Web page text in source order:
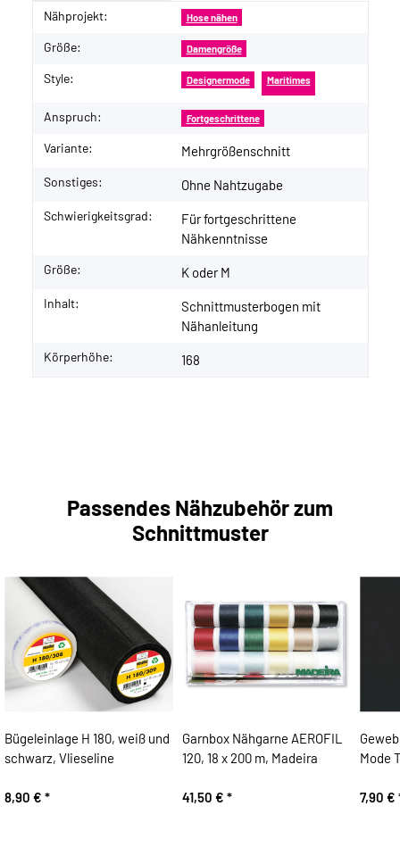
Produkteigenschaft
Wert
Nähprojekt: Hose nähen
Größe: Damengröße
Style: Designermode Maritimes
Anspruch: Fortgeschrittene
Variante: Mehrgrößenschnitt
Sonstiges: Ohne Nahtzugabe
Schwierigkeitsgrad:
Für fortgeschrittene
Nähkenntnisse
Größe: K oder M
Inhalt:
Schnittmusterbogen mit
Nähanleitung
Körperhöhe: 168
Passendes Nähzubehör zum
Schnittmuster
Bügeleinlage H 180, weiß und
schwarz, Vlieseline
8,90 € *
Garnbox Nähgarne AEROFIL
120, 18 x 200 m, Madeira
41,50 € *
Mode
7,90 €